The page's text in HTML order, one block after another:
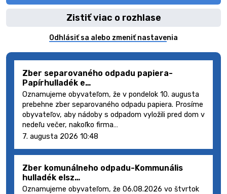
Zistiť viac o rozhlase
Odhlásiť sa alebo zmeniť nastavenia
Zber separovaného odpadu papiera-
Papírhulladék e…
Oznamujeme obyvateľom, že v pondelok 10. augusta
prebehne zber separovaného odpadu papiera. Prosíme
obyvateľov, aby nádoby s odpadom vyložili pred dom v
nedeľu večer, nakoľko firma…
7. augusta 2026 10:48
Zber komunálneho odpadu-Kommunális
hulladék elsz…
Oznamujeme obyvateľom, že 06.08.2026 vo štvrtok